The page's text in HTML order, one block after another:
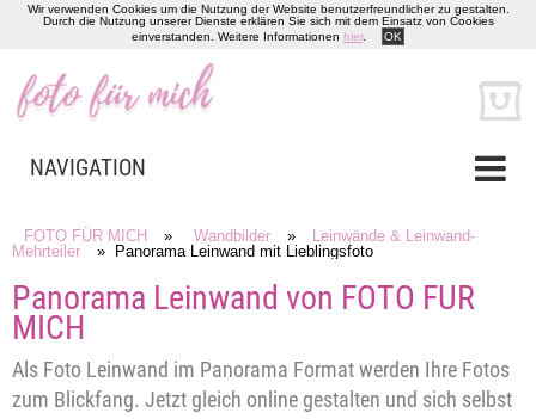
Wir verwenden Cookies um die Nutzung der Website benutzerfreundlicher zu gestalten.
Durch die Nutzung unserer Dienste erklären Sie sich mit dem Einsatz von Cookies
einverstanden. Weitere Informationen hier. OK
NAVIGATION
FOTO FÜR MICH » Wandbilder »
Leinwände & Leinwand-
Mehrteiler
» Panorama Leinwand mit Lieblingsfoto
Panorama Leinwand von FOTO FÜR
MICH
Als Foto Leinwand im Panorama Format werden Ihre Fotos
zum Blickfang. Jetzt gleich online gestalten und sich selbst